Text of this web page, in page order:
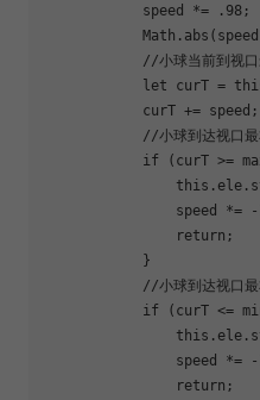
            speed *=
.98 ;
Math
//小球当前到视
let curT =
            curT += speed;
//小球到达视口
if (curT >=
this
                speed *=
-
return ;
            }
//小球到达视口
if (curT <=
this
                speed *=
-
return ;